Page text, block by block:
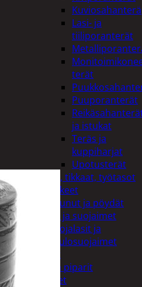
Kuviosahanterä
Lasi- ja
tiiliporanterät
terät
Puuporanterät
ja istukat
Teräs ja
kuppiharjat
Upotusterät
Telineet, tikkaat, työtasot
ja tarvikkeet
Vaunut ja pöydät
Työasut ja suojaimet
Suojalasit ja
kuulosuojaimet
Elintarvikkeet
Keksit ja piparit
Mausteet